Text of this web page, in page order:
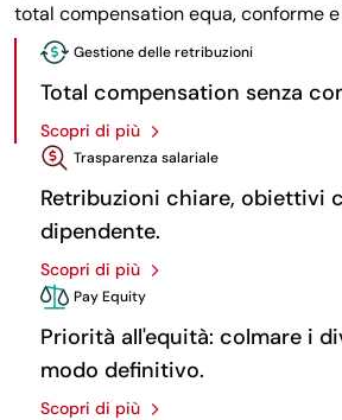
total compensation equa, conforme
Gestione delle retribuzioni
Total compensation senza
Scopri di più
Trasparenza salariale
Retribuzioni chiare, obiettivi
dipendente.
Scopri di più
Pay Equity
Priorità all'equità: colmare i
modo definitivo.
Scopri di più